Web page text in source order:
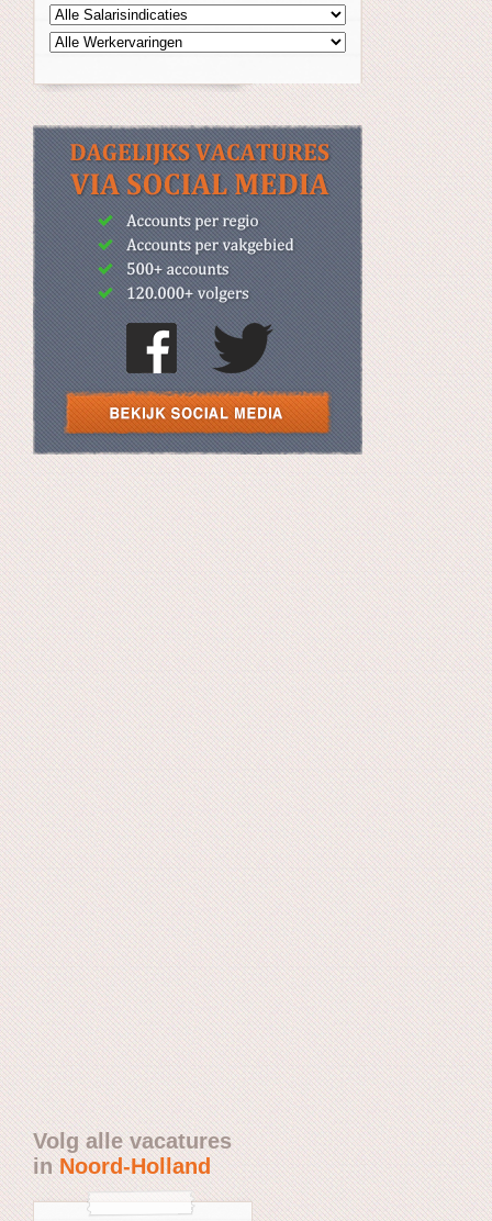
Volg alle vacatures
inNoord-Holland